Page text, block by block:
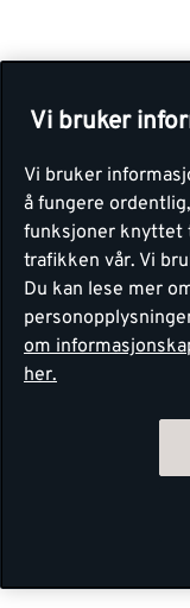
Vi bruker
Vi bruker
å fungere
funksjoner knyttet
trafikken vår. Vi
Du kan lese mer
om
her.